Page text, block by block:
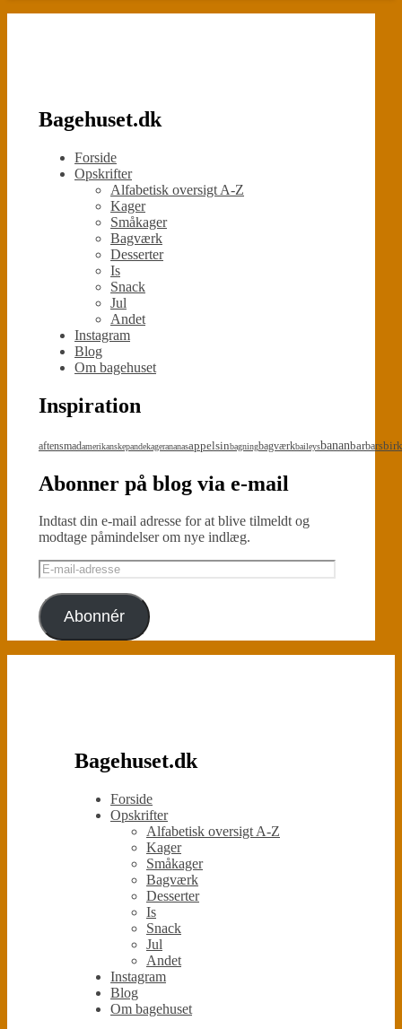
Bagehuset.dk
Forside
Opskrifter
Alfabetisk oversigt A-Z
Kager
Småkager
Bagværk
Desserter
Is
Snack
Jul
Andet
Instagram
Blog
Om bagehuset
Inspiration
aftensmadamerikanskepandekagerananasappelsinbagningbagværkbaileysbananbarbars
Abonner på blog via e-mail
Indtast din e-mail adresse for at blive tilmeldt og
modtage påmindelser om nye indlæg.
E-
mail-
adresse
Abonnér
Bagehuset.dk
Forside
Opskrifter
Alfabetisk oversigt A-Z
Kager
Småkager
Bagværk
Desserter
Is
Snack
Jul
Andet
Instagram
Blog
Om bagehuset